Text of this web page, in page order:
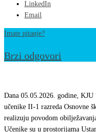
LinkedIn
Email
Imate pitanje?
Brzi odgovori
II-
1
razreda
Dana 05.05.2026. godine,
učenike II-1 razreda Osnovne
realizuju povodom
Učenike su u prostorijama